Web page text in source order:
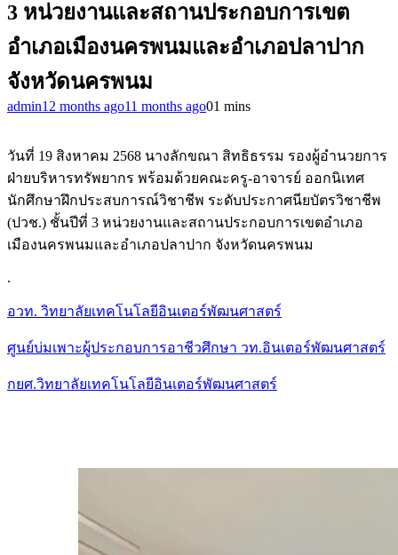
3 หน่วยงานและสถานประกอบการเขต
อำเภอเมืองนครพนมและอำเภอปลาปาก
จังหวัดนครพนม
admin12 months ago11 months ago01 mins
วันที่ 19 สิงหาคม 2568 นางลักขณา สิทธิธรรม รองผู้อำนวยการ
ฝ่ายบริหารทรัพยากร พร้อมด้วยคณะครู-อาจารย์ ออกนิเทศ
นักศึกษาฝึกประสบการณ์วิชาชีพ ระดับประกาศนียบัตรวิชาชีพ
(ปวช.) ชั้นปีที่ 3 หน่วยงานและสถานประกอบการเขตอำเภอ
เมืองนครพนมและอำเภอปลาปาก จังหวัดนครพนม
.
อวท. วิทยาลัยเทคโนโลยีอินเตอร์พัฒนศาสตร์
ศูนย์บ่มเพาะผู้ประกอบการอาชีวศึกษา วท.อินเตอร์พัฒนศาสตร์
กยศ.วิทยาลัยเทคโนโลยีอินเตอร์พัฒนศาสตร์